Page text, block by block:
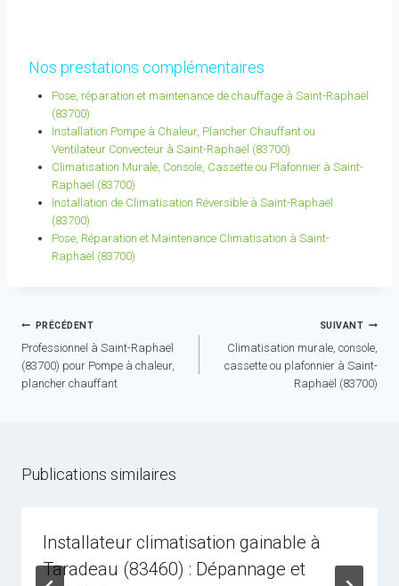
Nos prestations complémentaires
Pose, réparation et maintenance de chauffage à Saint-Raphaël
(83700)
Installation Pompe à Chaleur, Plancher Chauffant ou
Ventilateur Convecteur à Saint-Raphaël (83700)
Climatisation Murale, Console, Cassette ou Plafonnier à Saint-
Raphaël (83700)
Installation de Climatisation Réversible à Saint-Raphaël
(83700)
Pose, Réparation et Maintenance Climatisation à Saint-
Raphaël (83700)
Navigation
de
l’article
PRÉCÉDENT
Professionnel à Saint-Raphaël
(83700) pour Pompe à chaleur,
plancher chauffant
SUIVANT
Climatisation murale, console,
cassette ou plafonnier à Saint-
Raphaël (83700)
Publications similaires
Installateur climatisation gainable à
Taradeau (83460) : Dépannage et